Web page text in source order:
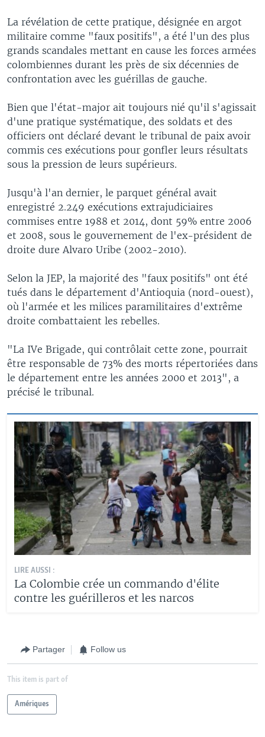
La révélation de cette pratique, désignée en argot
militaire comme "faux positifs", a été l'un des plus
grands scandales mettant en cause les forces armées
colombiennes durant les près de six décennies de
confrontation avec les guérillas de gauche.
Bien que l'état-major ait toujours nié qu'il s'agissait
d'une pratique systématique, des soldats et des
officiers ont déclaré devant le tribunal de paix avoir
commis ces exécutions pour gonfler leurs résultats
sous la pression de leurs supérieurs.
Jusqu'à l'an dernier, le parquet général avait
enregistré 2.249 exécutions extrajudiciaires
commises entre 1988 et 2014, dont 59% entre 2006
et 2008, sous le gouvernement de l'ex-président de
droite dure Alvaro Uribe (2002-2010).
Selon la JEP, la majorité des "faux positifs" ont été
tués dans le département d'Antioquia (nord-ouest),
où l'armée et les milices paramilitaires d'extrême
droite combattaient les rebelles.
"La IVe Brigade, qui contrôlait cette zone, pourrait
être responsable de 73% des morts répertoriées dans
le département entre les années 2000 et 2013", a
précisé le tribunal.
LIRE AUSSI :
La Colombie crée un commando d'élite
contre les guérilleros et les narcos
Partager Follow us
This item is part of
Amériques